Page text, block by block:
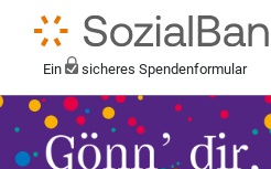
Ein sicheres Spendenformular